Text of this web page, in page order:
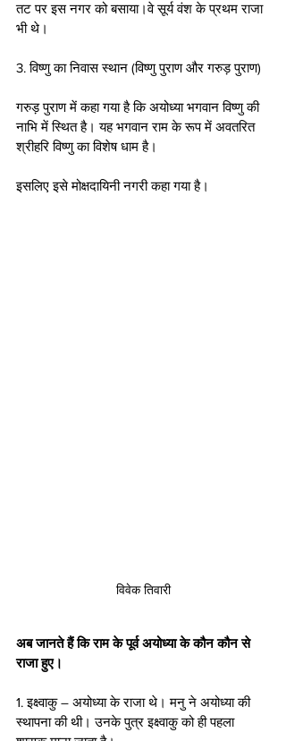
तट पर इस नगर को बसाया।वे सूर्य वंश के प्रथम राजा
भी थे।
3. विष्णु का निवास स्थान (विष्णु पुराण और गरुड़ पुराण)
गरुड़ पुराण में कहा गया है कि अयोध्या भगवान विष्णु की
नाभि में स्थित है। यह भगवान राम के रूप में अवतरित
श्रीहरि विष्णु का विशेष धाम है।
इसलिए इसे मोक्षदायिनी नगरी कहा गया है।
विवेक तिवारी
अब जानते हैं कि राम के पूर्व अयोध्या के कौन कौन से
राजा हुए।
1. इक्ष्वाकु – अयोध्या के राजा थे। मनु ने अयोध्या की
स्थापना की थी। उनके पुत्र इक्ष्वाकु को ही पहला